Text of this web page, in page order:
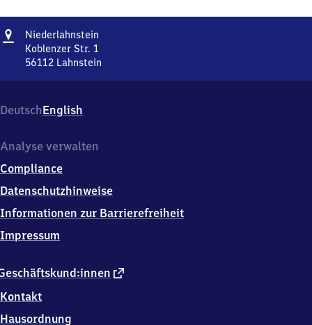
Adresse
Niederlahnstein
Koblenzer Str. 1
56112 Lahnstein
Str.
1,
6
1
2
DeutschEnglish
externer
Kontakt
Hausordnung
Analyse verwalten
Compliance
Datenschutzhinweise
Informationen zur Barrierefreiheit
Impressum